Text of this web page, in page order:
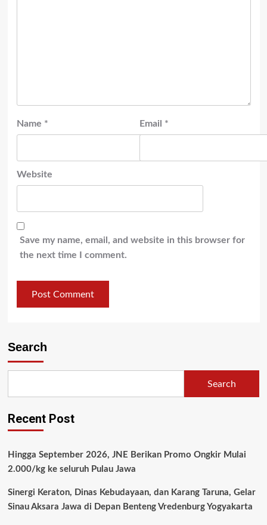
Name * Email *
Website
Save my name, email, and website in this browser for
the next time I comment.
Search
Search
Recent Post
Hingga September 2026, JNE Berikan Promo Ongkir Mulai
2.000/kg ke seluruh Pulau Jawa
Sinergi Keraton, Dinas Kebudayaan, dan Karang Taruna, Gelar
Sinau Aksara Jawa di Depan Benteng Vredenburg Yogyakarta